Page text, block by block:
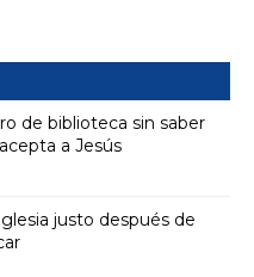
de biblioteca sin saber
a Jesús
justo después de